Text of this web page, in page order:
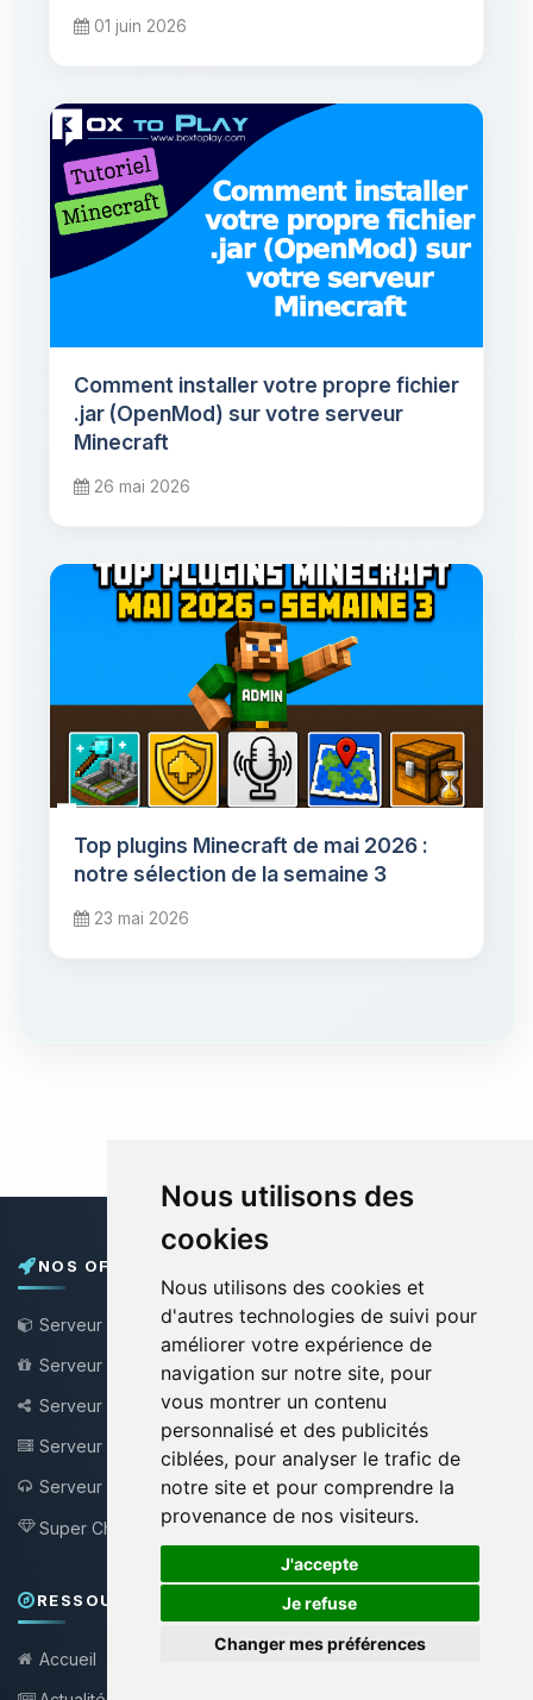
Nous utilisons des
cookies
Nous utilisons des cookies et
d'autres technologies de suivi pour
améliorer votre expérience de
navigation sur notre site, pour
vous montrer un contenu
personnalisé et des publicités
ciblées, pour analyser le trafic de
notre site et pour comprendre la
provenance de nos visiteurs.
J'accepte
Je refuse
Changer mes préférences
01 juin 2026
Comment installer votre propre fichier
.jar (OpenMod) sur votre serveur
Minecraft
26 mai 2026
Top plugins Minecraft de mai 2026 :
notre sélection de la semaine 3
23 mai 2026
NOS OFFRES
Serveur Minecraft
Serveur Minecraft Gratuit
Serveur Bungee / Velocity
Serveur VPS
Serveur Teamspeak
NEW !
Super Choupy NEW !
RESSOURCES & SUPPORT
Accueil
🍪